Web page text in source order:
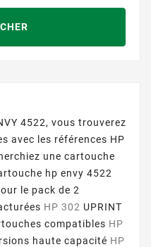
4522, vous trouverez
avec les références HP
une cartouche
hp envy 4522
le pack de 2
HP 302 UPRINT
compatibles HP
haute capacité HP